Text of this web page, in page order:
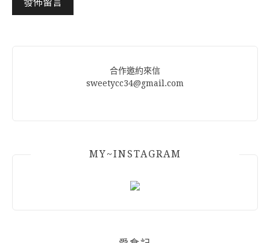
合作邀約來信
sweetycc34@gmail.com
MY~INSTAGRAM